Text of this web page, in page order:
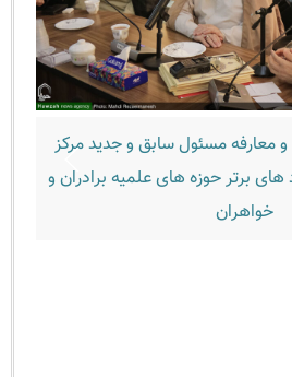
مسئول سابق و جدید مرکز
حوزه های علمیه برادران و